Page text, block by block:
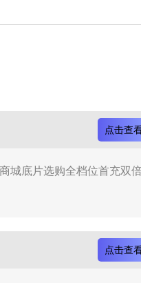
点击查
城底片选购全档位首充双
点击查